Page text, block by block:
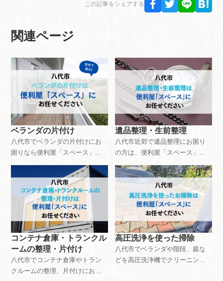
この記事をシェアする
関連ページ
ベランダの片付け
八代市でベランダの片付けにお
困りなら便利屋「スペース」に
お任せください。ベランダの片
付けは8,800円～で対応できま
す。環境やご依頼内容など様々
な要素により料金は異なりま
す。ご相談・見積もりは無料で
す。お気軽にお問い合わせくだ
さい。
遺品整理・生前整理
八代市近郊で遺品整理にお困り
の方は、便利屋「スペース」に
おまかせください。作業費用は
55,000円から対応しています。
お見積もりは無料ですので、お
気軽にご相談ください。
コンテナ倉庫・トランクル
ームの整理・片付け
八代市でコンテナ倉庫やトラン
クルームの整理、片付けにお困
高圧洗浄を使った掃除
八代市でベランダや階段、庭な
どを高圧洗浄機でクリーニング